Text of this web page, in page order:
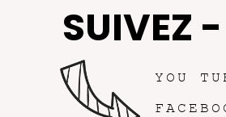
SUIVEZ
YOU